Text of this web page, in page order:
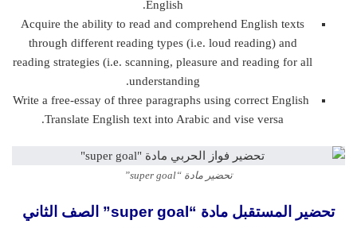
English.
Acquire the ability to read and comprehend English texts
through different reading types (i.e. loud reading) and
reading strategies (i.e. scanning, pleasure and reading for all
understanding.
Write a free-essay of three paragraphs using correct English
Translate English text into Arabic and vise versa.
تحضير مادة “super goal”
تحضير المستقبل مادة “super goal” الصف الثاني